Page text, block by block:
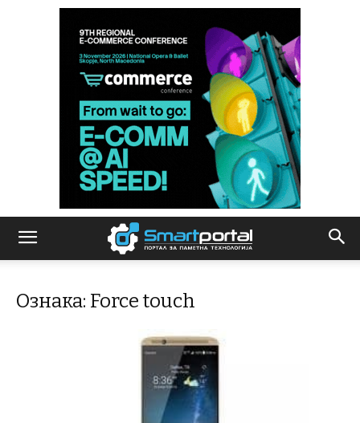
Ознака: Force touch